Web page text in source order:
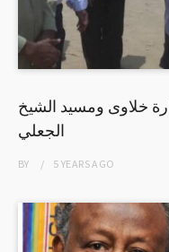
خلاوى ومسيد الشيخ
الجعلي
BY 5 YEARSAGO